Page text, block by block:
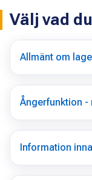
Välj vad
Allmänt om
Ångerfunktion -
Information